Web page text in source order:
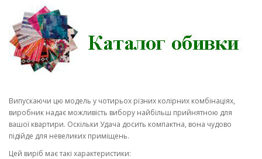
Випускаючи цю модель у чотирьох різних колірних комбінаціях,
виробник надає можливість вибору найбільш прийнятною для
вашої квартири. Оскільки Удача досить компактна, вона чудово
підійде для невеликих приміщень.
Цей виріб має такі характеристики: